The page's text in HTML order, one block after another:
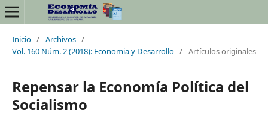
Inicio / Archivos /
Vol. 160 Núm. 2 (2018): Economia y Desarrollo / Artículos originales
Repensar la Economía Política del
Socialismo